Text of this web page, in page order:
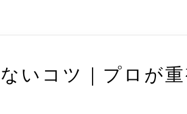
いコツ｜プロが